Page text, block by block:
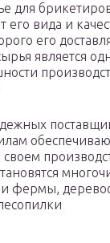
для
его вида и
его
является
своем
и фермы,